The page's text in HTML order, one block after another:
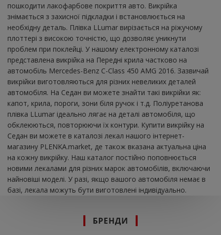
пошкодити лакофарбове покриття авто. Викрійка
знімається з захисної підкладки і встановлюється на
необхідну деталь. Плівка LLumar вирізається на ріжучому
плоттері з високою точністю, що дозволяє уникнути
проблем при поклейці. У нашому електронному каталозі
представлена ​​викрійка на Передні крила частково на
автомобіль Mercedes-Benz C-Class 450 AMG 2016. Зазвичай
викрійки виготовляються для різних невеликих деталей
автомобіля. На Седан ви можете знайти такі викрійки як:
капот, крила, пороги, зони біля ручок і т.д. Поліуретанова
плівка LLumar ідеально лягає на деталі автомобіля, що
обклеюються, повторюючи їх контури. Купити викрійку на
Седан ви можете в каталозі лекал нашого інтернет-
магазину PLENKA.market, де також вказана актуальна ціна
на кожну викрійку. Наш каталог постійно поповнюється
новими лекалами для різних марок автомобілів, включаючи
найновіші моделі. У разі, якщо вашого автомобіля немає в
базі, лекала можуть бути виготовлені індивідуально.
БРЕНДИ